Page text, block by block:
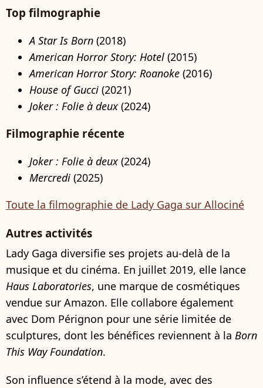
Top filmographie
A Star Is Born (2018)
American Horror Story: Hotel (2015)
American Horror Story: Roanoke (2016)
House of Gucci (2021)
Joker : Folie à deux (2024)
Filmographie récente
Joker : Folie à deux (2024)
Mercredi (2025)
Toute la filmographie de Lady Gaga sur Allociné
Autres activités
Lady Gaga diversifie ses projets au-delà de la
musique et du cinéma. En juillet 2019, elle lance
Haus Laboratories, une marque de cosmétiques
vendue sur Amazon. Elle collabore également
avec Dom Pérignon pour une série limitée de
sculptures, dont les bénéfices reviennent à la Born
This Way Foundation.
Son influence s’étend à la mode, avec des